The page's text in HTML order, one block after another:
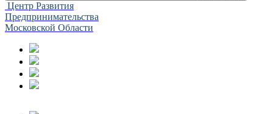
Центр Развития
Предпринимательства
Московской Области